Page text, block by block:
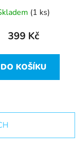
ThinkPad T480
(1 ks)
399 Kč
DO KOŠÍKU